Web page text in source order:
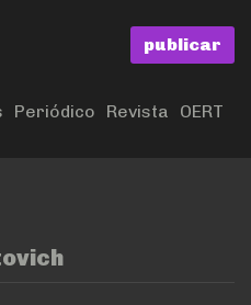
publicar
Periódico Revista OERT